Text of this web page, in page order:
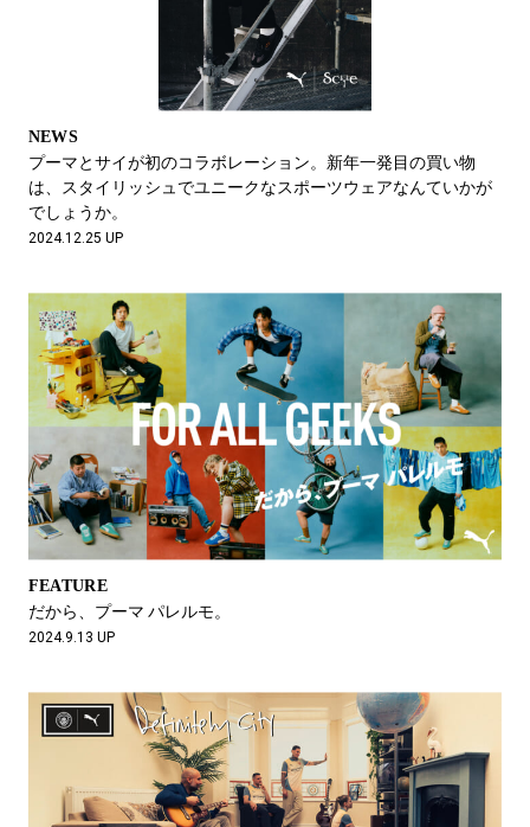
NEWS
プーマとサイが初のコラボレーション。新年一発目の買い物
は、スタイリッシュでユニークなスポーツウェアなんていかが
でしょうか。
2024.12.25 UP
FEATURE
だから、プーマ パレルモ。
2024.9.13 UP